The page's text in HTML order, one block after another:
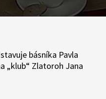
básníka Pavla
„klub“ Zlatoroh Jana